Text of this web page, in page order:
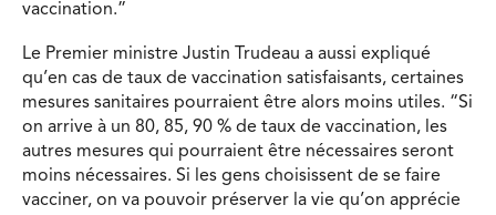
vaccination.”
Le Premier ministre Justin Trudeau a aussi expliqué
qu’en cas de taux de vaccination satisfaisants, certaines
mesures sanitaires pourraient être alors moins utiles. “Si
on arrive à un 80, 85, 90 % de taux de vaccination, les
autres mesures qui pourraient être nécessaires seront
moins nécessaires. Si les gens choisissent de se faire
vacciner, on va pouvoir préserver la vie qu’on apprécie